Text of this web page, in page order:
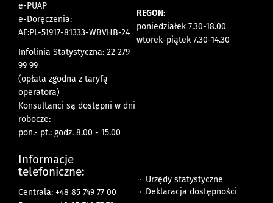
e-PUAP
e-Doręczenia:
AE:PL-51917-81333-WBVHB-24
Infolinia Statystyczna: 22 279
99 99
(opłata zgodna z taryfą
operatora)
Konsultanci są dostępni w dni
robocze:
pon.- pt.: godz. 8.00 - 15.00
REGON:
poniedziałek 7.30-18.00
wtorek-piątek 7.30-14.30
Informacje
telefoniczne:
Centrala: +48 85 749 77 00
Urzędy statystyczne
Deklaracja dostępności